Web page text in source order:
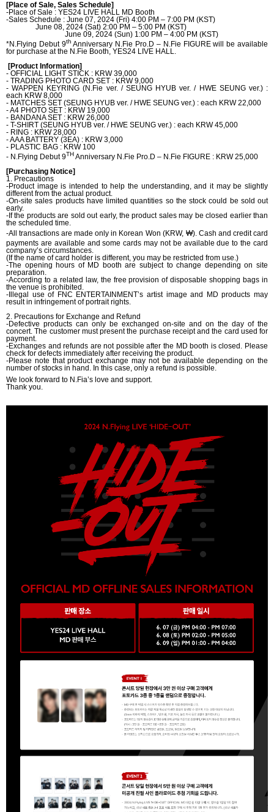
[Place of Sale, Sales Schedule]
-Place of Sale : YES24 LIVE HALL MD Booth
-Sales Schedule : June 07, 2024 (Fri) 4:00 PM – 7:00 PM (KST)
June 08, 2024 (Sat) 2:00 PM – 5:00 PM (KST)
June 09, 2024 (Sun) 1:00 PM – 4:00 PM (KST)
*N.Flying Debut 9th Anniversary N.Fie Pro.D – N.Fie FIGURE will be available
for purchase at the N.Fie Booth, YES24 LIVE HALL.
[Product Information]
- OFFICIAL LIGHT STICK : KRW 39,000
- TRADING PHOTO CARD SET : KRW 9,000
- WAPPEN KEYRING (N.Fie ver. / SEUNG HYUB ver. / HWE SEUNG ver.) :
each KRW 8,000
- MATCHES SET (SEUNG HYUB ver. / HWE SEUNG ver.) : each KRW 22,000
- A4 PHOTO SET : KRW 19,000
- BANDANA SET : KRW 26,000
- T-SHIRT (SEUNG HYUB ver. / HWE SEUNG ver.) : each KRW 45,000
- RING : KRW 28,000
- AAA BATTERY (3EA) : KRW 3,000
- PLASTIC BAG : KRW 100
- N.Flying Debut 9THAnniversary N.Fie Pro.D – N.Fie FIGURE : KRW 25,000
[Purchasing Notice]
1. Precautions
-Product image is intended to help the understanding, and it may be slightly
different from the actual product.
-On-site sales products have limited quantities so the stock could be sold out
early.
-Ifthe products are sold out early, the product sales may be closed earlier than
the scheduled time.
-All transactions are made only in Korean Won (KRW, ₩). Cash and credit card
payments are available and some cards may not be available due to the card
company’s circumstances.
(If the name of card holder is different, you may be restricted from use.)
-The opening hours of MD booth are subject to change depending on site
preparation.
-According to a related law, the free provision of disposable shopping bags in
the venue is prohibited.
-Illegal use of FNC ENTERTAINMENT’s artist image and MD products may
result in infringement of portrait rights.
2. Precautions for Exchange and Refund
-Defective products can only be exchanged on-site and on the day of the
concert. The customer must present the purchase receipt and the card used for
payment.
-Exchanges and refunds are not possible after the MD booth is closed. Please
check for defects immediately after receiving the product.
-Please note that product exchange may not be available depending on the
number of stocks in hand. In this case, only a refund is possible.
We look forward to N.Fia’s love and support.
Thank you.